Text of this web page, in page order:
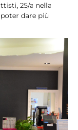
25/a nella
dare più